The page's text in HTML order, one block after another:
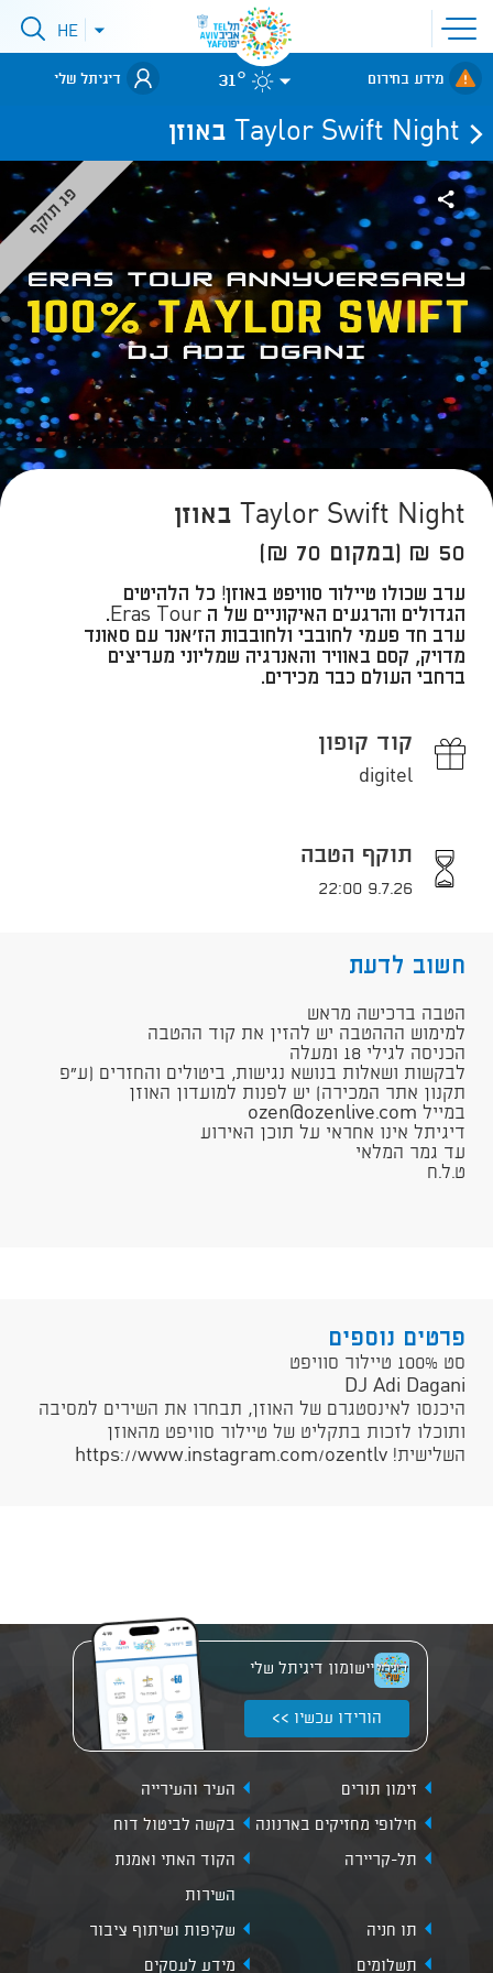
פתיחת
תפריט
אתר
לאתר עיריית
תל-אביב
פתיחתHE
מידע בחירום 31° דיגיתל שלי
Taylor Swift Night באוזן
פג תוקף
Taylor Swift Night באוזן
50 ₪ (במקום 70 ₪)
​ערב שכולו טיילור סוויפט באוזן! כל הלהיטים
הגדולים והרגעים האיקוניים של ה Eras Tour.
ערב חד פעמי לחובבי ולחובבות הז'אנר עם סאונד
מדויק, קסם באוויר והאנרגיה שמליוני מעריצים
ברחבי העולם כבר מכירים.
קוד קופון
digitel
תוקף הטבה
9.7.26 22:00
חשוב לדעת
​הטבה ברכישה מראש
למימוש הההטבה יש להזין את קוד ההטבה
הכניסה לגילי 18 ומעלה
לבקשות ושאלות בנושא נגישות, ביטולים והחזרים (ע"פ
תקנון אתר המכירה) יש לפנות למועדון האוזן
במייל ozen@ozenlive.com
דיגיתל אי​נו אחראי על תוכן האירוע​
עד גמר המלאי
ט.ל.ח​​
פרטים נוספים
סט 100% טיילור סוויפט
DJ Adi Dagani
היכנסו לאינסטגרם של האוזן, תבחרו את השירים למסיבה
ותוכלו לזכות בתקליט של טיילור סוויפט מהאוזן
השלישית! https://www.instagram.com/ozentlv
יישומון דיגיתל שלי
הורידו עכשיו >>
זימון תורים
העיר והעירייה
חילופי מחזיקים בארנונה
בקשה לביטול דוח
תל-קריירה
הקוד האתי ואמנת
השירות
תו חניה
שקיפות ושיתוף ציבור
תשלומים
מידע לעסקים